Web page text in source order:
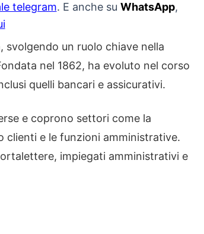
telegram. E anche su WhatsApp,
svolgendo un ruolo chiave nella
nel 1862, ha evoluto nel corso
quelli bancari e assicurativi.
e coprono settori come la
clienti e le funzioni amministrative.
impiegati amministrativi e